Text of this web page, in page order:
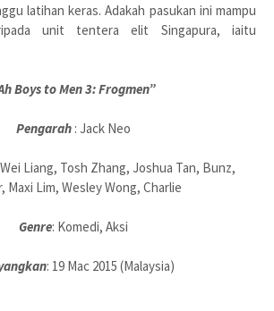
latihan keras. Adakah pasukan ini mampu
unit tentera elit Singapura, iaitu
Boys to Men 3: Frogmen”
Pengarah : Jack Neo
Liang, Tosh Zhang, Joshua Tan, Bunz,
Maxi Lim, Wesley Wong, Charlie
Genre: Komedi, Aksi
: 19 Mac 2015 (Malaysia)